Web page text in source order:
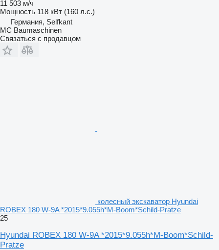
11 503 м/ч
Мощность 118 кВт (160 л.с.)
Германия, Selfkant
MC Baumaschinen
Связаться с продавцом
колесный экскаватор Hyundai
ROBEX 180 W-9A *2015*9.055h*M-Boom*Schild-Pratze
25
Hyundai ROBEX 180 W-9A *2015*9.055h*M-Boom*Schild-
Pratze